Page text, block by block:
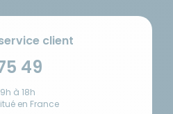
client
49
à 18h
en France